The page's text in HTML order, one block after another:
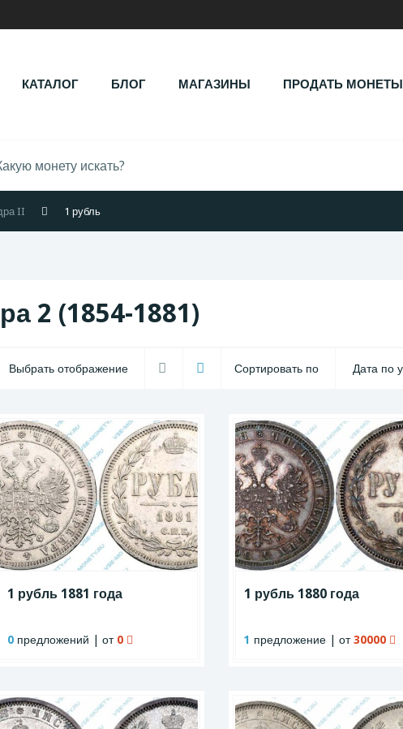
КАТАЛОГ БЛОГ МАГАЗИНЫ ПРОДАТЬ МОНЕТЫ
II 1 рубль
2 (1854-1881)
Выбрать отображение Сортировать по
1 рубль 1881 года
0предложений | от 0
1 рубль 1880 года
1 предложение | от30000